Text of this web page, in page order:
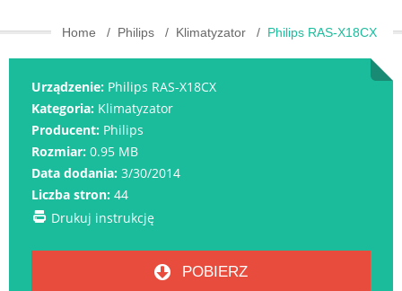
Home Philips Klimatyzator Philips RAS-X18CX
Urządzenie: Philips RAS-X18CX
Kategoria: Klimatyzator
Producent: Philips
Rozmiar: 0.95 MB
Data dodania: 3/30/2014
Liczba stron: 44
Drukuj instrukcję
POBIERZ